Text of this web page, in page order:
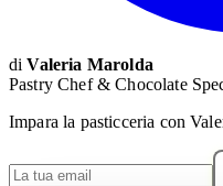
diValeria Marolda
Pastry Chef & Chocolate
Impara la pasticceria con